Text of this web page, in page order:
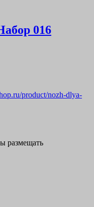
016
product/nozh-dlya-
размещать